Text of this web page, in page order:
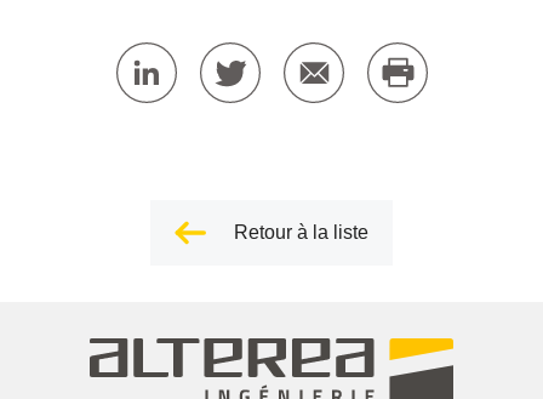
Retour à la liste